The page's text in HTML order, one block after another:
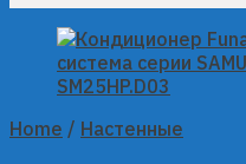
Home / Настенные